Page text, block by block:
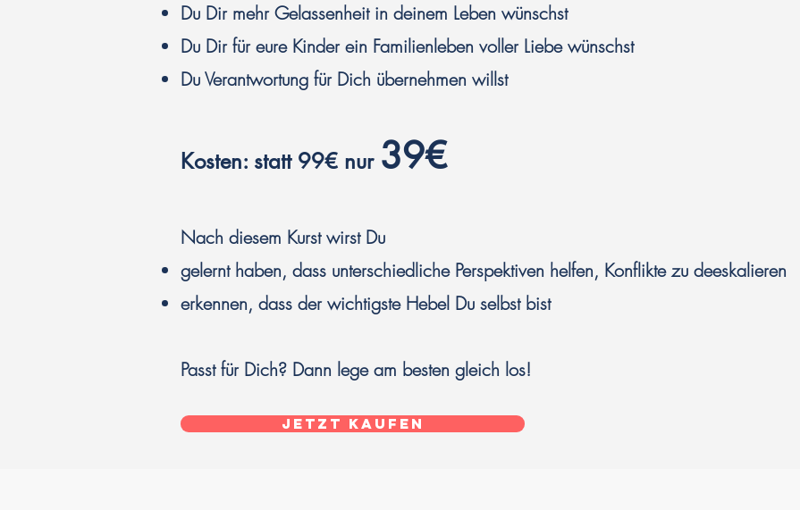
Du Dir mehr Gelassenheit in deinem Leben wünschst
Du Dir für eure Kinder ein Familienleben voller Liebe wünschst
Du Verantwortung für Dich übernehmen willst
Kosten: statt 99€ nur 39€
Nach diesem Kurst wirst Du
gelernt haben, dass unterschiedliche Perspektiven helfen, Konflikte zu deeskalieren
erkennen, dass der wichtigste Hebel Du selbst bist
Passt für Dich? Dann lege am besten gleich los!
Jetzt kaufen